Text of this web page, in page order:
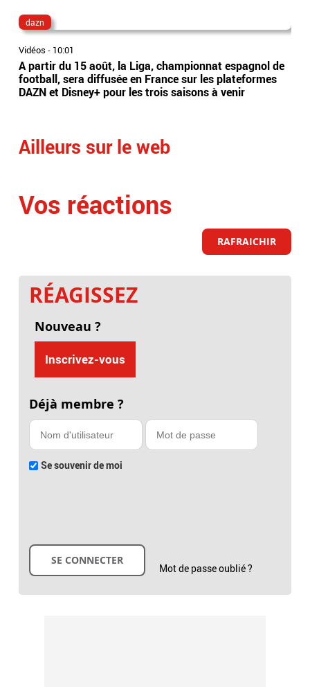
dazn
Vidéos - 10:01
A partir du 15 août, la Liga, championnat espagnol de
football, sera diffusée en France sur les plateformes
DAZN et Disney+ pour les trois saisons à venir
Ailleurs sur le web
Vos réactions
RAFRAICHIR
RÉAGISSEZ
Nouveau ?
Inscrivez-vous
Déjà membre ?
Se souvenir de moi
Mot de passe oublié ?